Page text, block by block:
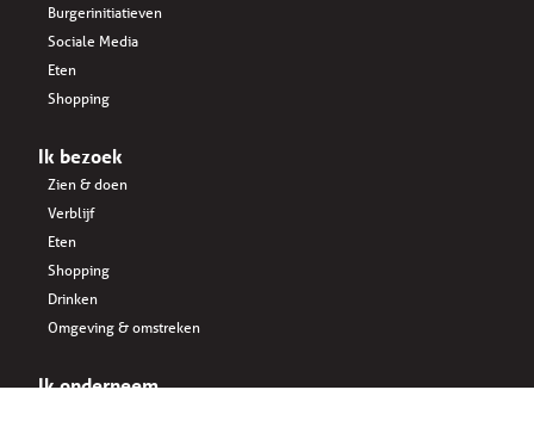
Burgerinitiatieven
Sociale Media
Eten
Shopping
Ik bezoek
Zien & doen
Verblijf
Eten
Shopping
Drinken
Omgeving & omstreken
Ik onderneem